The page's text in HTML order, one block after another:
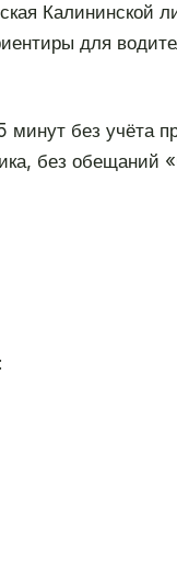
Калининской
для
минут без учёта
без обещаний